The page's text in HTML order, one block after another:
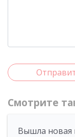
Смотрите
Вышла новая